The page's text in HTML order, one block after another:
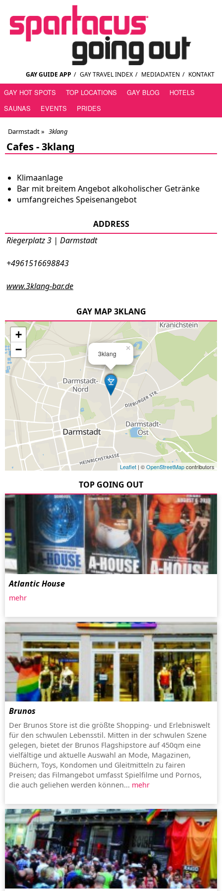
GAY GUIDE APP / GAY TRAVEL INDEX / MEDIADATEN / KONTAKT
GAY HOT SPOTS TOP LOCATIONS GAY BLOG
HOTELS
SAUNAS
EVENTS PRIDES
Darmstadt» 3klang
Cafes -3klang
Klimaanlage
Bar mit breitem Angebot alkoholischer Getränke
umfangreiches Speisenangebot
ADDRESS
Riegerplatz 3 | Darmstadt
+4961516698843
www.3klang-bar.de
GAY MAP 3KLANG
3klang
×
+
−
Leaflet | ©OpenStreetMapcontributors
TOP GOING OUT
Atlantic House
mehr
Brunos
Der Brunos Store ist die größte Shopping- und Erlebniswelt
für den schwulen Lebensstil. Mitten in der schwulen Szene
gelegen, bietet der Brunos Flagshipstore auf 450qm eine
vielfältige und aktuelle Auswahl an Mode, Magazinen,
Büchern, Toys, Kondomen und Gleitmitteln zu fairen
Preisen; das Filmangebot umfasst Spielfilme und Pornos,
die auch geliehen werden können... mehr